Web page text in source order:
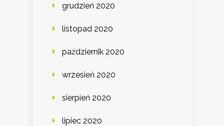
grudzień 2020
listopad 2020
październik 2020
wrzesień 2020
sierpień 2020
lipiec 2020